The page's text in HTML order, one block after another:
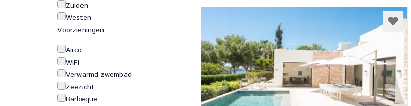
Zuiden
Westen
Voorzieningen
Airco
WiFi
Verwarmd zwembad
Zeezicht
Barbeque